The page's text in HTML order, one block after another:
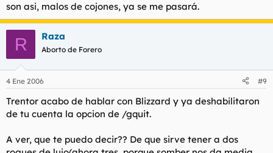
son asi, malos de cojones, ya se me pasará.
R Raza
Aborto de Forero
4 Ene 2006 #9
Trentor acabo de hablar con Blizzard y ya deshabilitaron
de tu cuenta la opcion de /gquit.
A ver, que te puedo decir?? De que sirve tener a dos